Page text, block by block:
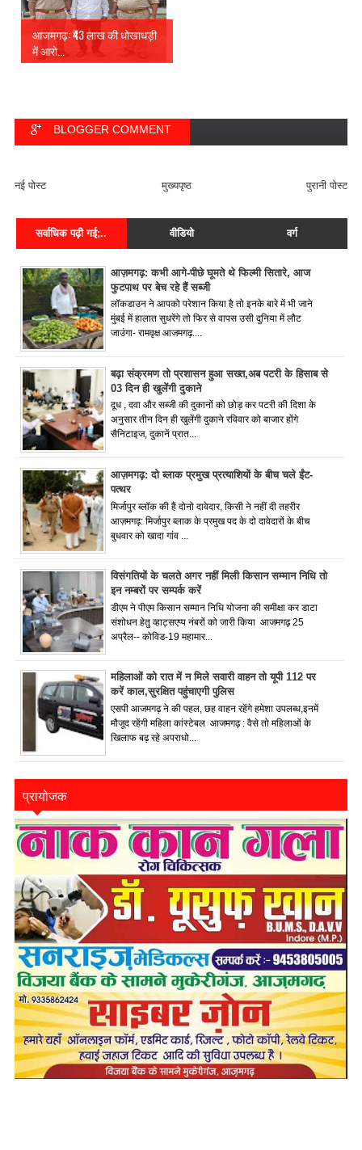
आजमगढ़: ₹43 लाख की धोखाधड़ी
में आरो...
BLOGGER COMMENT
नई पोस्ट पुरानी पोस्ट
मुख्यपृष्ठ
सर्वाधिक पढ़ी गई;.. वीडियो वर्ग
आज़मगढ़: कभी आगे-पीछे घूमते थे फिल्मी सितारे, आज
फुटपाथ पर बेच रहे हैं सब्जी
लॉकडाउन ने आपको परेशान किया है तो इनके बारे में भी जाने
मुंबई में हालात सुधरेंगे तो फिर से वापस उसी दुनिया में लौट
जाउंगा- रामवृक्ष आजमगढ़....
बढ़ा संक्रमण तो प्रशासन हुआ सख्त,अब पटरी के हिसाब से
03 दिन ही खुलेंगी दुकाने
दूध , दवा और सब्जी की दुकानों को छोड़ कर पटरी की दिशा के
अनुसार तीन दिन ही खुलेंगी दुकाने रविवार को बाजार होंगे
सैनिटाइज, दुकानें प्रात...
आज़मगढ़: दो ब्लाक प्रमुख प्रत्याशियों के बीच चले ईंट-
पत्थर
मिर्जापुर ब्लॉक की हैं दोनो दावेदार, किसी ने नहीं दी तहरीर
आज़मगढ़: मिर्जापुर ब्लाक के प्रमुख पद के दो दावेदारों के बीच
बुधवार को खादा गांव ...
विसंगतियों के चलते अगर नहीं मिली किसान सम्मान निधि तो
इन नम्बरों पर सम्पर्क करें
डीएम ने पीएम किसान सम्मान निधि योजना की समीक्षा कर डाटा
संशोधन हेतु व्हाट्सएप्प नंबरों को जारी किया आजमगढ़ 25
अप्रैल-- कोविड-19 महामार...
महिलाओं को रात में न मिले सवारी वाहन तो यूपी 112 पर
करें काल,सुरक्षित पहुंचाएगी पुलिस
एसपी आजमगढ़ ने की पहल, छह वाहन रहेंगे हमेशा उपलब्ध,इनमें
मौजूद रहेंगी महिला कांस्टेबल आजमगढ़ : वैसे तो महिलाओं के
खिलाफ बढ़ रहे अपराधो...
प्रायोजक